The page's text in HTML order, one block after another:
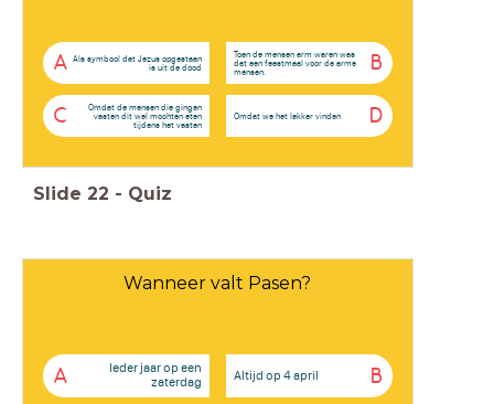
A Als symbool dat Jezus opgestaan
is uit de dood
B
Toen de mensen arm waren was
dat een feestmaal voor de arme
mensen.
C
Omdat de mensen die gingen
vasten dit wel mochten eten
tijdens het vasten
D
Omdat we het lekker vinden
Slide 22 - Quiz
Wanneer valt Pasen?
A
Ieder jaar op een
zaterdag
B
Altijd op 4 april